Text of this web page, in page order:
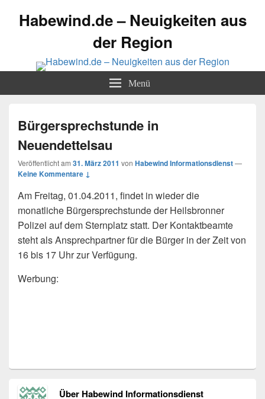
Habewind.de – Neuigkeiten aus
der Region
Menü
Bürgersprechstunde in
Neuendettelsau
Veröffentlicht am 31. März 2011 von Habewind Informationsdienst—
Keine Kommentare ↓
Am Freitag, 01.04.2011, findet in wieder die
monatliche Bürgersprechstunde der Heilsbronner
Polizei auf dem Sternplatz statt. Der Kontaktbeamte
steht als Ansprechpartner für die Bürger in der Zeit von
16 bis 17 Uhr zur Verfügung.
Werbung:
Über Habewind Informationsdienst